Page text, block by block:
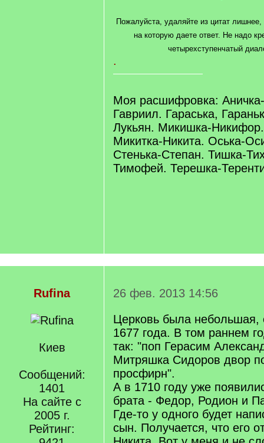
Пожалуйста, удаляйте из цитат
на которую даете ответ. Не надо
четырехступенчатый
.
Моя расшифровка:
Гавриил. Гараська,
Лукьян. Микишка-
Микитка-Никита. Оська-
Стенька-Степан. Тишка-
Тимофей. Терешка-
Rufina
Киев
Сообщений:
1401
На сайте с
2005 г.
Рейтинг:
26 фев. 2013 14:56
Церковь была небольшая,
1677 года. В том раннем
так: "поп Герасим
Митряшка Сидоров двор
просфирн".
А в 1710 году уже
брата - Федор, Родион и
Где-то у одного будет
сын. Получается, что его